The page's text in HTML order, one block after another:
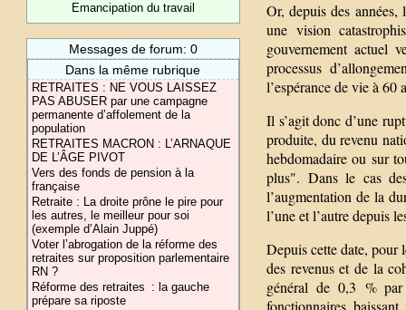
Emancipation du travail
Messages de forum: 0
Dans la même rubrique
RETRAITES : NE VOUS LAISSEZ
PAS ABUSER par une campagne
permanente d’affolement de la
population
RETRAITES MACRON : L’ARNAQUE
DE L’ÂGE PIVOT
Vers des fonds de pension à la
française
Retraite : La droite prône le pire pour
les autres, le meilleur pour soi
(exemple d’Alain Juppé)
Voter l’abrogation de la réforme des
retraites sur proposition parlementaire
RN ?
Réforme des retraites : la gauche
prépare sa riposte
Or, depuis des années,
une vision
gouvernement actuel
processus
l’espérance de vie à 60
Il s’agit donc d’une
produite, du revenu
hebdomadaire ou sur
plus". Dans le cas
l’augmentation de la
l’une et l’autre depuis
Depuis cette date, pour
des revenus et de la
général de 0,3 %
fonctionnaires